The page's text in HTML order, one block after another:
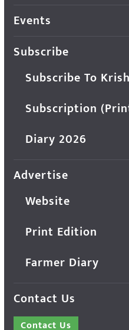
Events
Subscribe
Subscribe To
Subscription
Diary 2026
Advertise
Website
Print Edition
Farmer Diary
Contact Us
Contact Us